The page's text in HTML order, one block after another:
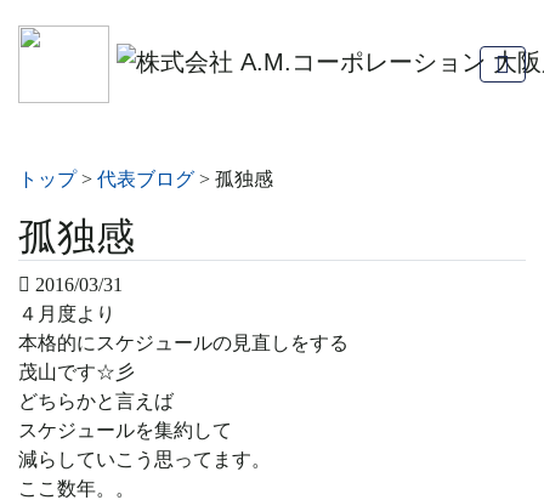
トップ> 代表ブログ > 孤独感
孤独感
2016/03/31
４月度より
本格的にスケジュールの見直しをする
茂山です☆彡
どちらかと言えば
スケジュールを集約して
減らしていこう思ってます。
ここ数年。。